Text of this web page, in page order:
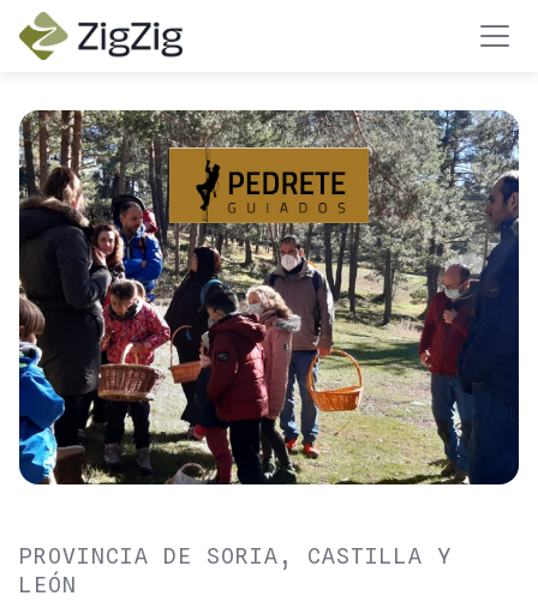
PROVINCIA DE SORIA, CASTILLA Y
LEÓN